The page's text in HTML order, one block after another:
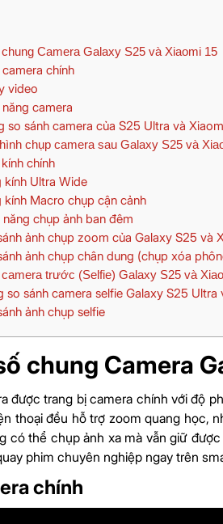
Camera Galaxy S25 và Xiaomi 15
chính
video
camera
so sánh camera của S25 Ultra và
chụp camera sau Galaxy S25 và
chính
kính Ultra Wide
Macro chụp cận cảnh
chụp ảnh ban đêm
ảnh chụp zoom của Galaxy S25 và
ảnh chụp chân dung (chụp xóa
trước (Selfie) Galaxy S25 và
so sánh camera selfie Galaxy S25 Ultra
ảnh chụp selfie
chung Camera
được trang bị camera chính với độ
thoại đều hỗ trợ zoom quang học,
có thể chụp ảnh xa mà vẫn giữ
phim chuyên nghiệp ngay trên
chính